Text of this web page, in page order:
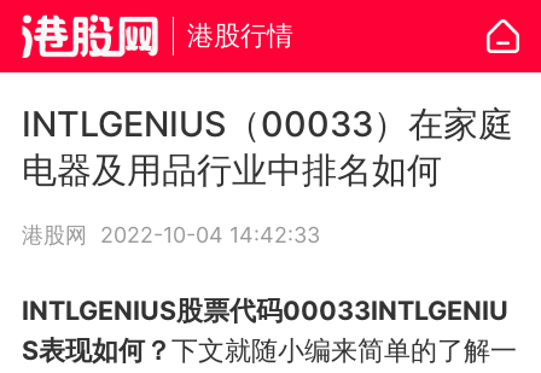
港股行情
INTLGENIUS（00033）在家庭
电器及用品行业中排名如何
港股网 2022-10-04 14:42:33
INTLGENIUS股票代码00033INTLGENIU
S表现如何？下文就随小编来简单的了解一